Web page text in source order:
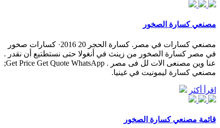
مصنعي كسارة الصخور
مصنعي كسارات في مصر. كسارة الحجر 20 2016· كسارات صخور
في مصر كسارة الصخور من زينث في أنغولا حتى نستطتيع أن نقدر .
عنا وين مصنعى الات لل فى مصر . Get Price Get Quote WhatsApp;
مصنعي كسارة ليمونيت في غينيا.
اقرأ أكثر
قائمة مصنعي كسارة الصخور